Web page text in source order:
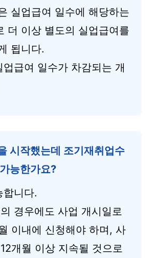
실업급여 일수에 해당하는
더 이상 별도의 실업급여를
됩니다.
업급여 일수가 차감되는 개
시작했는데 조기재취업수
능한가요?
니다.
경우에도 사업 개시일로
이내에 신청해야 하며, 사
개월 이상 지속될 것으로